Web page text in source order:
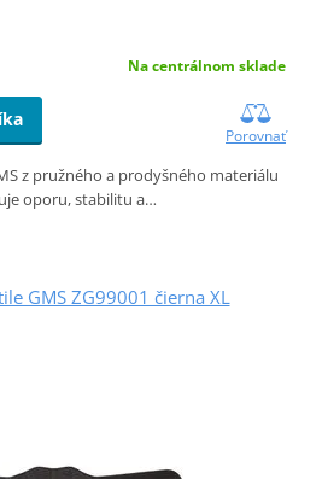
Na centrálnom sklade
Porovnať
z pružného a prodyšného materiálu
oporu, stabilitu a…
GMS ZG99001 čierna XL